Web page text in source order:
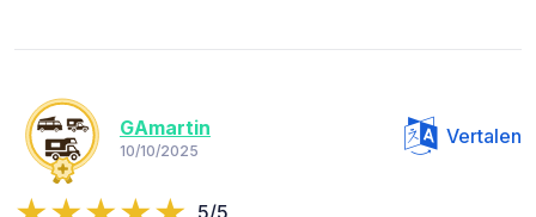
GAmartin
10/10/2025
Vertalen